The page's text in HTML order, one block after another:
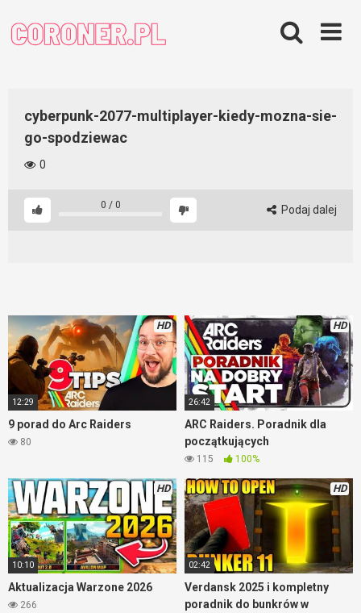
content
cyberpunk-2077-multiplayer-kiedy-mozna-sie-
go-spodziewac
0
0 / 0 Podaj dalej
HD
12:29
9 porad do Arc Raiders
80
HD
26:42
ARC Raiders. Poradnik dla
początkujących
115 100%
HD
10:10
Aktualizacja Warzone 2026
266
HD
02:42
Verdansk 2025 i kompletny
poradnik do bunkrów w